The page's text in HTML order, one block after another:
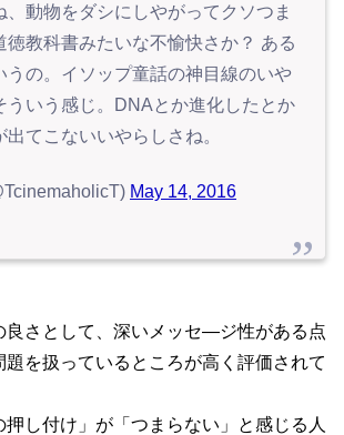
、動物をダシにしやがってクソつま
徳教科書みたいな不愉快さか？ ある
うの。イソップ童話の神目線のいや
ういう感じ。DNAとか進化したとか
てこないいやらしさね。
May 14, 2016
良さとして、深いメッセ―ジ性がある点
を扱っているところが高く評価されて
し付け」が「つまらない」と感じる人